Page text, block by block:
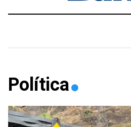
Política